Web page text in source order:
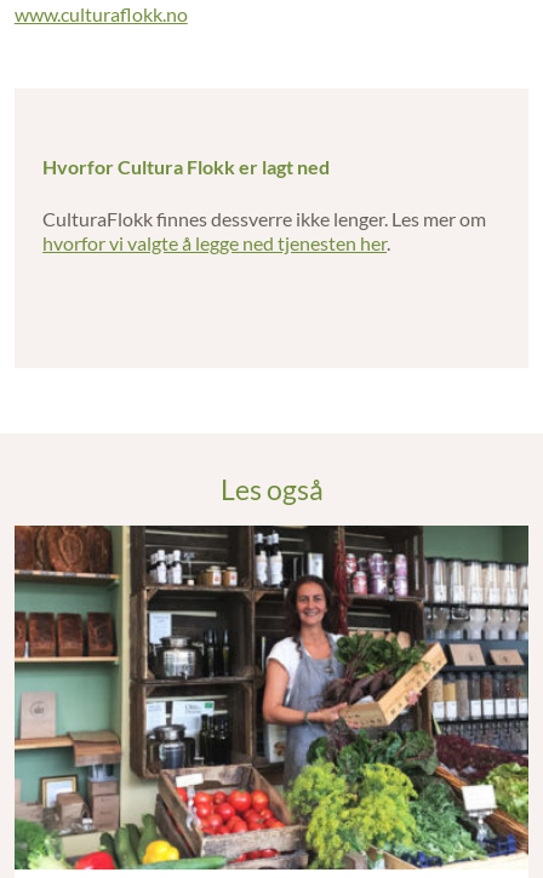
www.culturaflokk.no
Hvorfor Cultura Flokk er lagt ned
CulturaFlokk finnes dessverre ikke lenger. Les mer om
hvorfor vi valgte å legge ned tjenesten her.
Les også